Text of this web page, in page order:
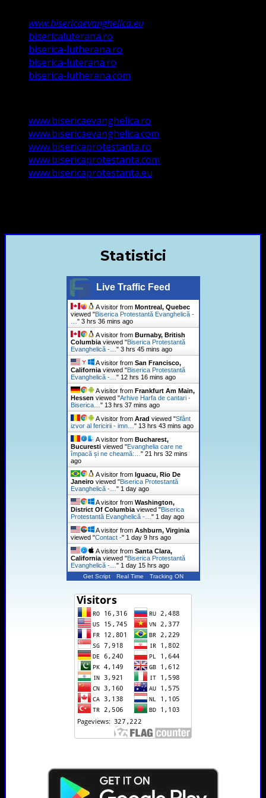
www.bisericaevanghelica.eu
bisericaluterana.ro
biserica-lutherana.ro
biserica-luterana.ro
biserica-lutherana.com
www.bisericaevanghelica.ro
www.bisericaevanghelica.com
www.bisericaprotestanta.ro
www.bisericaprotestanta.com
www.bisericaprotestanta.eu
Statistici
Live Traffic Feed
A visitor from Montreal, Quebec
viewed "Biserica Protestantă Evanghelică -
" 3 hrs 36 mins ago
A visitor from Burnaby, British
Columbiaviewed "Biserica Protestantă
Evanghelică -… " 3 hrs 45 mins ago
A visitor from San Francisco,
Californiaviewed "Biserica Protestantă
Evanghelică -… " 12 hrs 16 mins ago
A visitor from Frankfurt Am Main,
Hessen viewed "Arhive Harfa de cantari -
Biserica… " 13 hrs 37 mins ago
A visitor from Arad viewed "Sfânt
izvor al fericirii - imn… " 13 hrs 43 mins ago
A visitor from Bucharest,
Bucurestiviewed "Evanghelia care ne
împacă și ne cheamă:… " 21 hrs 32 mins
ago
A visitor from Iguacu, Rio De
Janeiroviewed "Biserica Protestantă
Evanghelică -… " 1 day ago
A visitor from Washington,
District Of Columbiaviewed "Biserica
Protestantă Evanghelică -… " 1 day ago
A visitor from Ashburn, Virginia
viewed "Contact -" 1 day 9 hrs ago
A visitor from Santa Clara,
Californiaviewed "Biserica Protestantă
Evanghelică -… " 1 day 15 hrs ago
Get Script Real Time Tracking ON